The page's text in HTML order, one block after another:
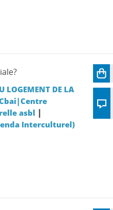
LOGEMENT DE LA
asbl |
Interculturel)